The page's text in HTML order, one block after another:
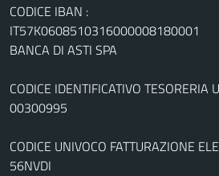
CODICE IBAN :
IT57K0608510316000008180001
BANCA DI ASTI SPA
CODICE IDENTIFICATIVO TESORERIA
00300995
CODICE UNIVOCO FATTURAZIONE
56NVDI